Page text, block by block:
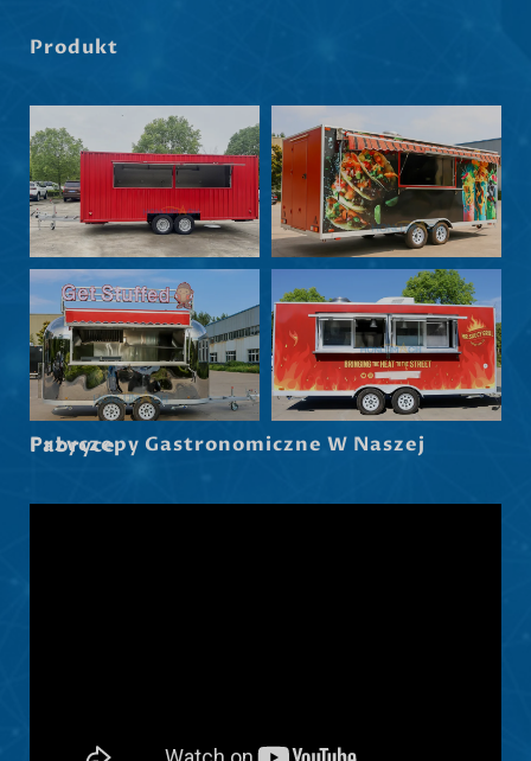
Produkt
Przyczepy Gastronomiczne W Naszej Fabryce Slovenščina
Latviešu valoda
Dansk
Hrvatski
Српски језик
Norsk nynorsk
Maori
Eesti
Български